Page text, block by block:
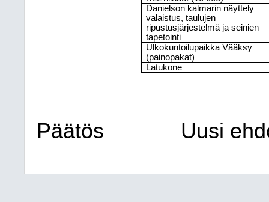
Danielson kalmarin näyttely
valaistus, taulujen
ripustusjärjestelmä ja seinien
tapetointi
Ulkokuntoilupaikka Vääksy
(painopakat)
Latukone
Päätös Uusi